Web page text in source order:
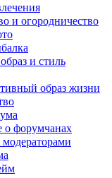
и огородничество
и стиль
образ жизни
форумчанах